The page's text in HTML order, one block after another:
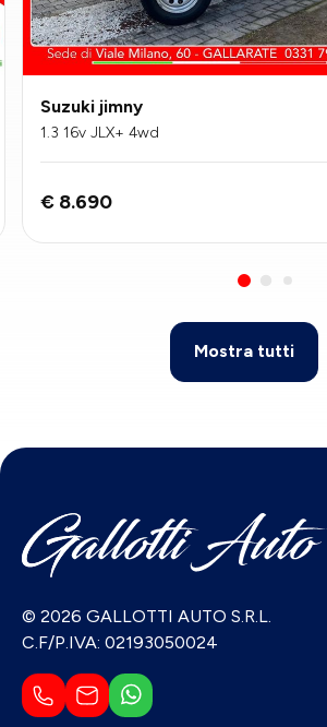
Suzuki jimny
1.3 16v JLX+ 4wd
€ 8.690
Mostra tutti
© 2026 GALLOTTI AUTO S.R.L.
C.F/P.IVA: 02193050024